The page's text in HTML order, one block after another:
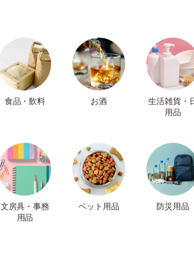
食品・飲料 お酒
生活雑貨・
用品
文房具・事務
用品
ペット用品 防災用品